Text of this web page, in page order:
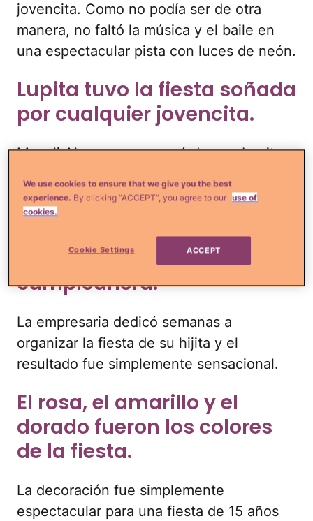
jovencita. Como no podía ser de otra
manera, no faltó la música y el baile en
una espectacular pista con luces de neón.
Lupita tuvo la fiesta soñada
por cualquier jovencita.
Mayeli Alonso se encargó de que Lupita
tan especial.
La orgullosa mamá posó
con su princesa
cumpleañera.
La empresaria dedicó semanas a
organizar la fiesta de su hijita y el
resultado fue simplemente sensacional.
El rosa, el amarillo y el
dorado fueron los colores
de la fiesta.
La decoración fue simplemente
espectacular para una fiesta de 15 años
We use cookies to ensure that we give you the best
experience. By clicking “ACCEPT”, you agree to our use of
cookies.
Cookie Settings ACCEPT